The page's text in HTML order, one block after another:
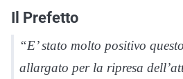
Il Prefetto
“E’ stato molto positivo
allargato per la ripresa